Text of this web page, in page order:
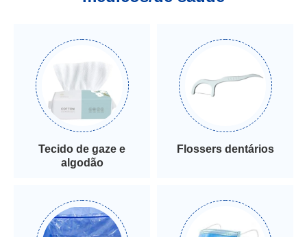
Tecido de gaze e
algodão
Flossers dentários